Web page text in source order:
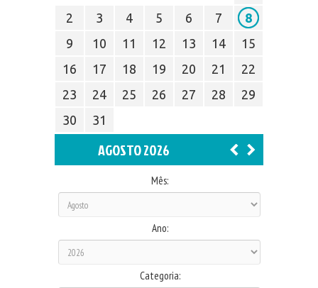
2
3 4 5 6 7
8
9
10 11 12 13 14
15
16
17 18 19 20 21
22
23
24 25 26 27 28
29
30
31
AGOSTO 2026
Mês:
Ano:
Categoria: